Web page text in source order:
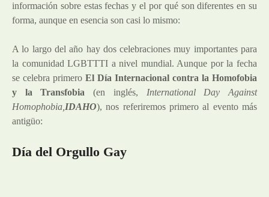
información sobre estas fechas y el por qué son diferentes en su
forma, aunque en esencia son casi lo mismo:
A lo largo del año hay dos celebraciones muy importantes para
la comunidad LGBTTTI a nivel mundial. Aunque por la fecha
se celebra primero El Día Internacional contra la Homofobia
y la Transfobia(en inglés, International Day Against
Homophobia,IDAHO), nos referiremos primero al evento más
antigüo:
Día del Orgullo Gay